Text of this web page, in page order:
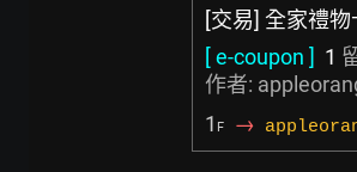
[交易] 全家禮
[ e-coupon ] 1
作者:
1 F →